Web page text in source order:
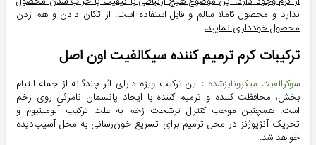
ندارد و محصول کاملا سالم و قابل استفاده است. از تکان دادن و هم زدن
محصول خودداری نمایید.
ترکیبات کرم ترمیم کننده سیکالفیت اون اصل
سوکرالفیت میکرونایزشده : این ترکیب ویژه دارای اثر چندگانه از جمله التیام
بخش، محافظت کننده و ترمیم کننده با ایجاد پانسمان نامرئی روی زخم
است. همچنین موجب کنترل ترشحات زخم به علت ترکیب آلومینیوم و
تحریک آنژیوژنز در محل ترمیم برای تسریع خون‌رسانی به محل آسیب‌دیده
خواهد شد.